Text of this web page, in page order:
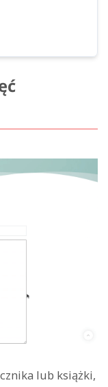
lub książki,